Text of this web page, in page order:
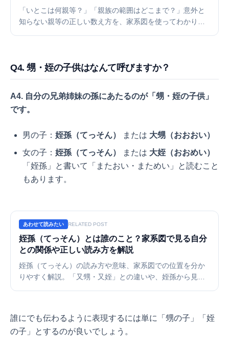
「いとこは何親等？」「親族の範囲はどこまで？」意外と
知らない親等の正しい数え方を、家系図を使ってわかりや
Q4. 甥・姪の子供はなんて呼びますか？
A4. 自分の兄弟姉妹の孫にあたるのが「甥・姪の子供」
です。
男の子： 姪孫（てっそん） または 大甥（おおおい）
女の子： 姪孫（てっそん） または 大姪（おおめい）
「姪孫」と書いて「またおい・まためい」と読むこと
もあります。
あわせて読みたい RELATED POST
姪孫（てっそん）とは誰のこと？家系図で見る自分
との関係や正しい読み方を解説
姪孫（てっそん）の読み方や意味、家系図での位置を分か
りやすく解説。「又甥・又姪」との違いや、姪孫から見た
誰にでも伝わるように表現するには単に「甥の子」「姪
の子」とするのが良いでしょう。